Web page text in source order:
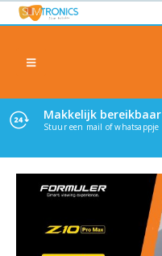
Makkelijk bereikbaar
Stuur een mail of whatsappje